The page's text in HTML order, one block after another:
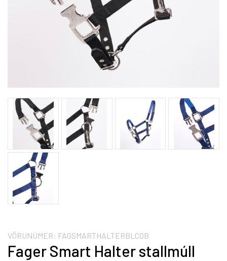
VÖRUNÚMER: FAGSMARTHALTERBLCOB
Fager Smart Halter stallmúll